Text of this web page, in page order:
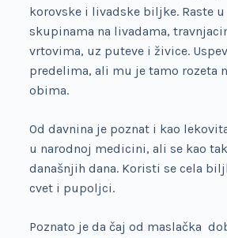
korovske i livadske biljke. Raste
skupinama na livadama,
vrtovima, uz puteve i živice.
predelima, ali mu je tamo rozeta
obima.
Od davnina je poznat i kao
u narodnoj medicini, ali se kao
današnjih dana. Koristi se cela
cvet i pupoljci.
Poznato je da čaj od maslačka